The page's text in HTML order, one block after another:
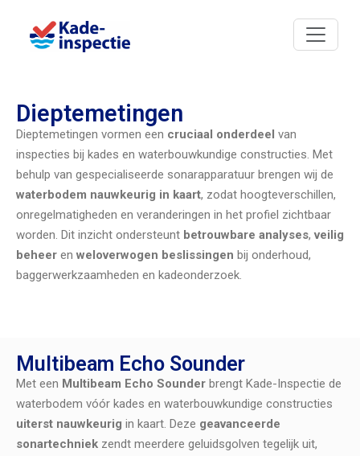
Dieptemetingen
Dieptemetingen vormen een cruciaal onderdeel van
inspecties bij kades en waterbouwkundige constructies. Met
behulp van gespecialiseerde sonarapparatuur brengen wij de
waterbodem nauwkeurig in kaart, zodat hoogteverschillen,
onregelmatigheden en veranderingen in het profiel zichtbaar
worden. Dit inzicht ondersteunt betrouwbare analyses,veilig
beheer en weloverwogen beslissingen bij onderhoud,
baggerwerkzaamheden en kadeonderzoek.
Multibeam Echo Sounder
Met een Multibeam Echo Sounder brengt Kade-Inspectie de
waterbodem vóór kades en waterbouwkundige constructies
uiterst nauwkeurig in kaart. Deze geavanceerde
sonartechniek zendt meerdere geluidsgolven tegelijk uit,